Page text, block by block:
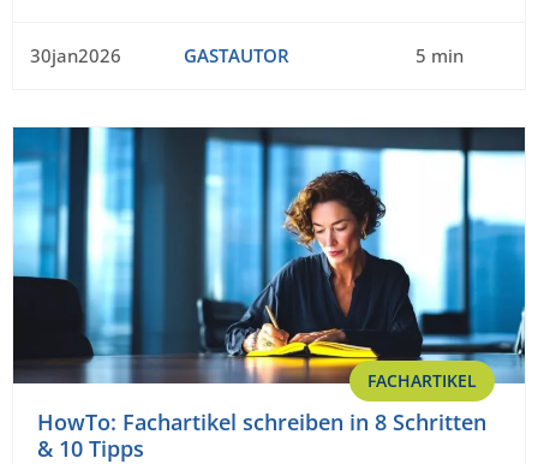
30jan2026 GASTAUTOR 5 min
FACHARTIKEL
HowTo: Fachartikel schreiben in 8 Schritten
& 10 Tipps